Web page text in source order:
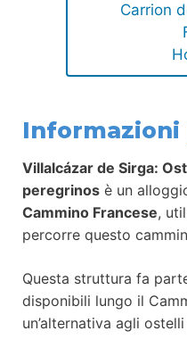
Carrion
Villalcázar de Sirga:
peregrinos è un
Cammino Francese,
percorre questo
Questa struttura fa
disponibili lungo il
un’alternativa agli